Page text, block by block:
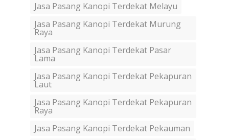
Jasa Pasang Kanopi Terdekat Melayu
Jasa Pasang Kanopi Terdekat Murung
Raya
Jasa Pasang Kanopi Terdekat Pasar
Lama
Jasa Pasang Kanopi Terdekat Pekapuran
Laut
Jasa Pasang Kanopi Terdekat Pekapuran
Raya
Jasa Pasang Kanopi Terdekat Pekauman